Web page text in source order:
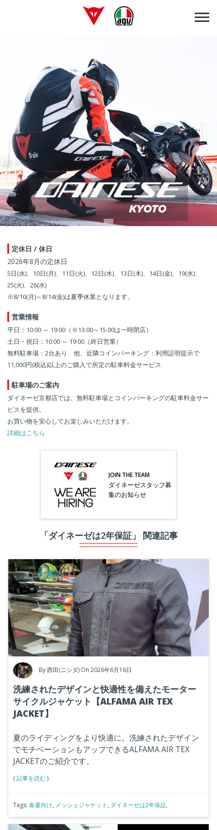
定休日 / 休日
2026年8月の定休日
5日(水)、10日(月)、11日(火)、12日(水)、13日(木)、14日(金)、19(水)、
25(火)、26(水)
※8/10(月)～8/14(金)は夏季休業となります。
営業情報
平日：10:00 ～ 19:00（※13:00～15:00は一時閉店）
土日・祝日：10:00 ～ 19:00（終日営業）
無料駐車場：2台あり 他、近隣コインパーキング：利用証明提示で
11,000円(税込)以上のご購入で所定の駐車料金サービス
駐車場のご案内
ダイネーゼ京都店では、無料駐車場とコインパーキングの駐車料金サー
ビスを提供。
お買い物を安心してお楽しみいただけます。
詳細はこちら
JOIN THE TEAM
ダイネーゼスタッフ募
集のお知らせ
「ダイネーゼは2年保証」 関連記事
By西田(ニシダ) On 2026年6月16日
洗練されたデザインと快適性を備えたモーター
サイクルジャケット【ALFAMA AIR TEX
JACKET】
夏のライディングをより快適に。洗練されたデザイン
でモチベーションもアップできるALFAMA AIR TEX
JACKETのご紹介です。
(記事を読む)
Tags: 春夏向け, メッシュジャケット , ダイネーゼは2年保証,